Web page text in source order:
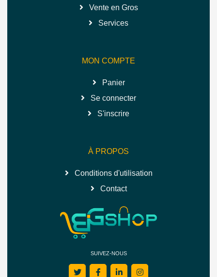
Vente en Gros
Services
MON COMPTE
Panier
Se connecter
S'inscrire
À PROPOS
Conditions d'utilisation
Contact
SUIVEZ-NOUS